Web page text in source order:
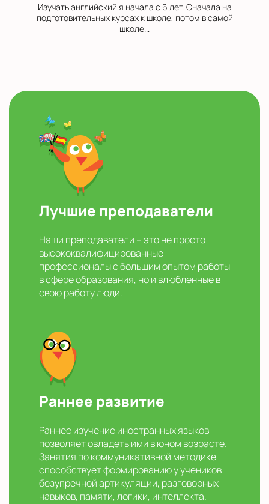
Изучать английский я начала с 6 лет. Сначала на
подготовительных курсах к школе, потом в самой
школе...
Лучшие преподаватели
Наши преподаватели – это не просто
высококвалифицированные
профессионалы с большим опытом работы
в сфере образования, но и влюбленные в
свою работу люди.
Раннее развитие
Раннее изучение иностранных языков
позволяет овладеть ими в юном возрасте.
Занятия по коммуникативной методике
способствует формированию у учеников
безупречной артикуляции, разговорных
навыков, памяти, логики, интеллекта.